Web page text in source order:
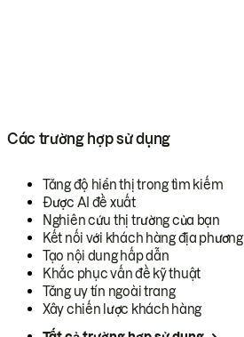
Các trường hợp sử dụng
Tăng độ hiển thị trong tìm kiếm
Được AI đề xuất
Nghiên cứu thị trường của bạn
Kết nối với khách hàng địa phương
Tạo nội dung hấp dẫn
Khắc phục vấn đề kỹ thuật
Tăng uy tín ngoài trang
Xây chiến lược khách hàng